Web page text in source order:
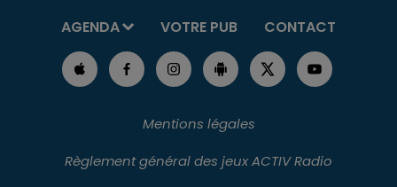
AGENDA
VOTRE PUB CONTACT
Mentions légales
Règlement général des jeux ACTIV Radio